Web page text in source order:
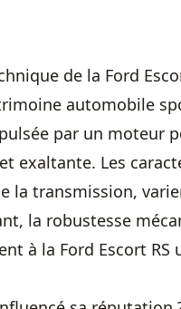
de la Ford
automobile
par un moteur
exaltante. Les
la transmission,
la robustesse
à la Ford Escort RS